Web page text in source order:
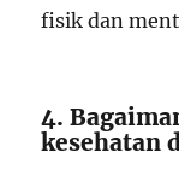
fisik dan
4.
kesehatan